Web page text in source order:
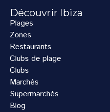
Découvrir Ibiza
Plages
Zones
Restaurants
Clubs de plage
Clubs
Marchés
Supermarchés
Blog